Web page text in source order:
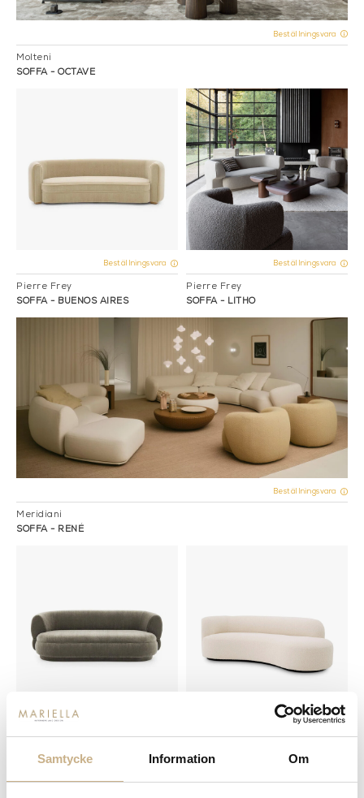
Samtycke Information Om
Beställningsvara
Meridiani
SOFFA - RENÉ
Beställningsvara
Pierre Frey
SOFFA - BUENOS AIRES
Beställningsvara
Pierre Frey
SOFFA - LITHO
SOFFA - VALLON
Beställningsvara
55.500 kr
Beställningsvara
Molteni
SOFFA - OCTAVE